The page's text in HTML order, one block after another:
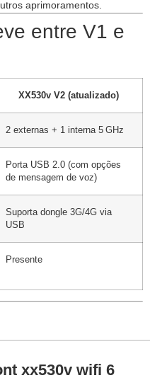
aprimoramentos.
entre V1 e
XX530v V2 (atualizado)
2 externas + 1 interna 5 GHz
Porta USB 2.0 (com opções
de mensagem de voz)
Suporta dongle 3G/4G via
USB
Presente
xx530v wifi 6